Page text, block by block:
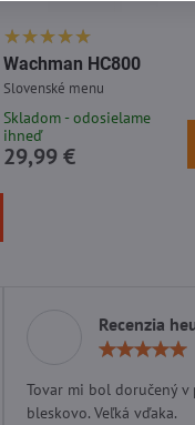
Wachman HC800
Slovenské menu
Skladom - odosielame
ihneď
29,99 €
Recenzia
Tovar mi bol doručený
bleskovo. Veľká vďaka.